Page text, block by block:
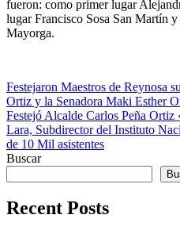
fueron: como primer lugar
lugar Francisco Sosa San Martín
Mayorga.
Navegación
de
entradas
Festejaron Maestros de Reynosa
Ortiz y la Senadora Maki Esther
Festejó Alcalde Carlos Peña
Lara, Subdirector del Instituto
de 10 Mil asistentes
Buscar
Recent Posts